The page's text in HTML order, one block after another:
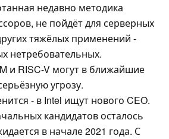
недавно методика
не пойдёт для серверных
тяжёлых применений -
нетребовательных.
и RISC-V могут в ближайшие
угрозу.
- в Intel ищут нового CEO.
кандидатов осталось
в начале 2021 года. С